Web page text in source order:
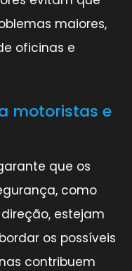
maiores,
oficinas e
motoristas e
que os
como
estejam
os possíveis
contribuem